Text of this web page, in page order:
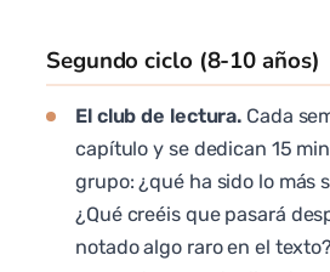
Segundo ciclo (8-10 años)
El club de lectura. Cada
capítulo y se dedican 15
grupo: ¿qué ha sido lo más
¿Qué creéis que pasará
notado algo raro en el